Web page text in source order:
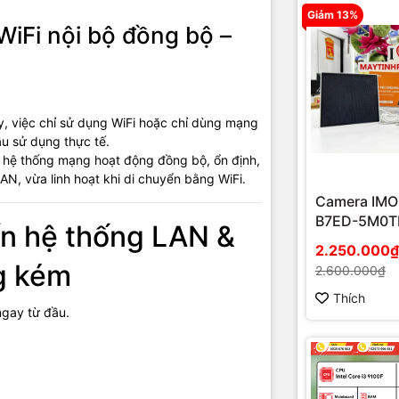
nội bộ đồng bộ –
việc chỉ sử dụng WiFi hoặc chỉ dùng mạng
sử dụng thực tế.
thống mạng hoạt động đồng bộ, ổn định,
vừa linh hoạt khi di chuyển bằng WiFi.
hệ thống LAN &
kém
từ đầu.
Giảm 13%
Camera
B7ED-
mặt trời
2.250.000₫
2.600.000₫
Thích
bị & linh kiện sử dụng khi
kết hợp WiFi
Cat6 / Cat6A đạt chuẩn kỹ thuật.
(thường / PoE).
tải cao, firewall bảo mật.
panel, ổ cắm mạng.
quản lý WiFi tập trung.
phục tạm thời (chỉ mang